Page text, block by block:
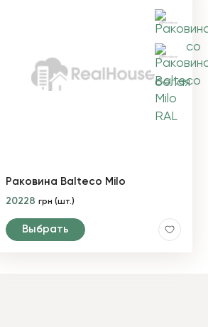
Рaкoвинa Balteco Milo
20228 грн (шт.)
Выбрать